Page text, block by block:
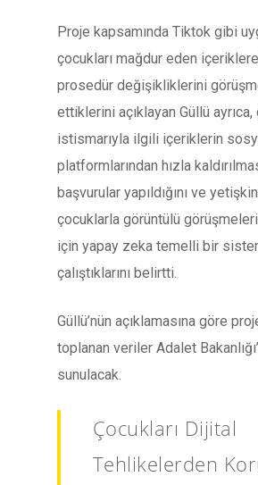
Proje kapsamında Tiktok gibi
çocukları mağdur eden içeriklere
prosedür değişikliklerini
ettiklerini açıklayan Güllü ayrıca,
istismarıyla ilgili içeriklerin
platformlarından hızla
başvurular yapıldığını ve
çocuklarla görüntülü
için yapay zeka temelli bir
çalıştıklarını belirtti.
Güllü’nün açıklamasına göre
toplanan veriler Adalet
sunulacak.
Çocukları Dijital
Tehlikelerden